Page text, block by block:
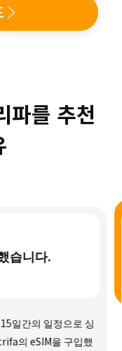
습니다.
일간의 일정으로 싱
의 eSIM을 구입했